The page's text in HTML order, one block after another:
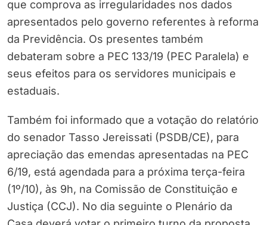
que comprova as irregularidades nos dados
apresentados pelo governo referentes à reforma
da Previdência. Os presentes também
debateram sobre a PEC 133/19 (PEC Paralela) e
seus efeitos para os servidores municipais e
estaduais.
Também foi informado que a votação do relatório
do senador Tasso Jereissati (PSDB/CE), para
apreciação das emendas apresentadas na PEC
6/19, está agendada para a próxima terça-feira
(1º/10), às 9h, na Comissão de Constituição e
Justiça (CCJ). No dia seguinte o Plenário da